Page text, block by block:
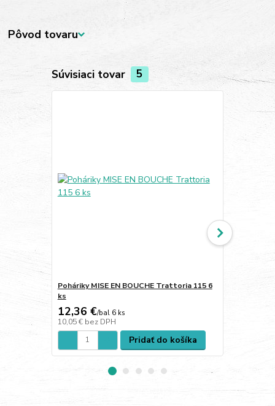
Pôvod tovaru
Súvisiaci tovar 5
Poháriky MISE EN BOUCHE Trattoria 115 6
ks
12,36 €/bal 6 ks
10,05 € bez DPH
Pridať do košíka